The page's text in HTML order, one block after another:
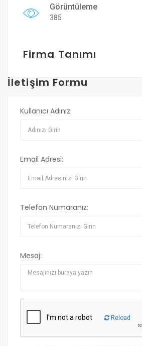
Görüntüleme
385
Firma Tanımı
İletişim Formu
Kullanıcı Adınız:
Email Adresi:
Telefon Numaranız:
Mesaj:
Reload